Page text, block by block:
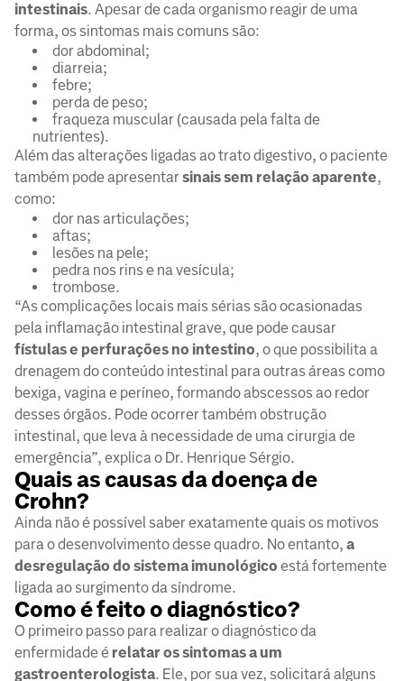
intestinais. Apesar de cada organismo reagir de uma
forma, os sintomas mais comuns são:
dor abdominal;
diarreia;
febre;
perda de peso;
fraqueza muscular (causada pela falta de
nutrientes).
Além das alterações ligadas ao trato digestivo, o paciente
também pode apresentarsinais sem relação aparente,
como:
dor nas articulações;
aftas;
lesões na pele;
pedra nos rins e na vesícula;
trombose.
“As complicações locais mais sérias são ocasionadas
pela inflamação intestinal grave, que pode causar
fístulas e perfurações no intestino, o que possibilita a
drenagem do conteúdo intestinal para outras áreas como
bexiga, vagina e períneo, formando abscessos ao redor
desses órgãos. Pode ocorrer também obstrução
intestinal, que leva à necessidade de uma cirurgia de
emergência”, explica o Dr. Henrique Sérgio.
Quais as causas da doença de
Crohn?
Ainda não é possível saber exatamente quais os motivos
para o desenvolvimento desse quadro. No entanto, a
desregulação do sistema imunológico está fortemente
ligada ao surgimento da síndrome.
Como é feito o diagnóstico?
O primeiro passo para realizar o diagnóstico da
enfermidade é relatar os sintomas a um
gastroenterologista. Ele, por sua vez, solicitará alguns